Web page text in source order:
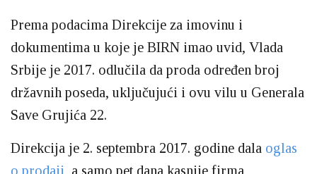
Prema podacima Direkcije za imovinu i
dokumentima u koje je BIRN imao uvid, Vlada
Srbije je 2017. odlučila da proda određen broj
državnih poseda, uključujući i ovu vilu u Generala
Save Grujića 22.
Direkcija je 2. septembra 2017. godine dala oglas
o prodaji , a samo pet dana kasnije firma